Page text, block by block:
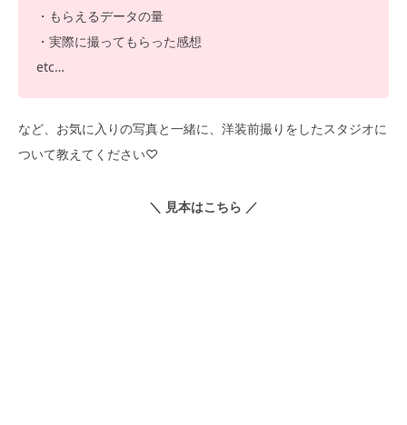
・もらえるデータの量
・実際に撮ってもらった感想
etc…
など、お気に入りの写真と一緒に、洋装前撮りをしたスタジオに
ついて教えてください♡
＼ 見本はこちら ／